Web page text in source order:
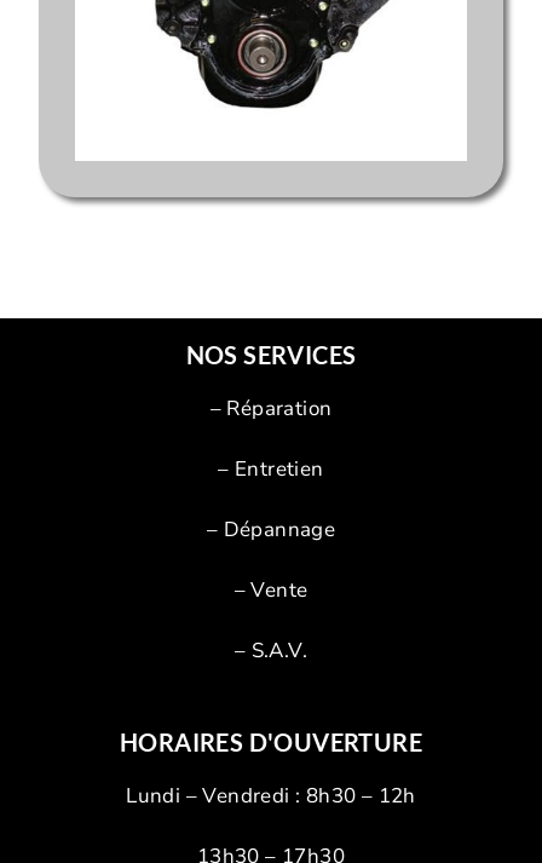
NOS SERVICES
– Réparation
– Entretien
– Dépannage
–Vente
– S.A.V.
HORAIRES D'OUVERTURE
Lundi – Vendredi : 8h30 – 12h
13h30 – 17h30